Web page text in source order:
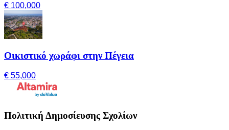
€ 100,000
Οικιστικό χωράφι στην Πέγεια
€ 55,000
Πολιτική Δημοσίευσης Σχολίων